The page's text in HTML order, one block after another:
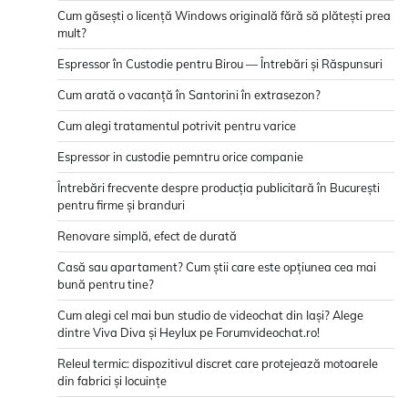
Cum găsești o licență Windows originală fără să plătești prea
mult?
Espressor în Custodie pentru Birou — Întrebări și Răspunsuri
Cum arată o vacanță în Santorini în extrasezon?
Cum alegi tratamentul potrivit pentru varice
Espressor in custodie pemntru orice companie
Întrebări frecvente despre producția publicitară în București
pentru firme și branduri
Renovare simplă, efect de durată
Casă sau apartament? Cum știi care este opțiunea cea mai
bună pentru tine?
Cum alegi cel mai bun studio de videochat din Iași? Alege
dintre Viva Diva și Heylux pe Forumvideochat.ro!
Releul termic: dispozitivul discret care protejează motoarele
din fabrici și locuințe